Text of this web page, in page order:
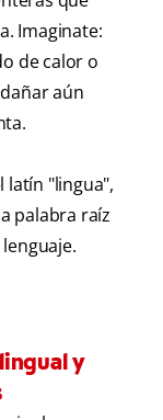
Imaginate:
de calor o
aún
latín "lingua",
palabra raíz
y